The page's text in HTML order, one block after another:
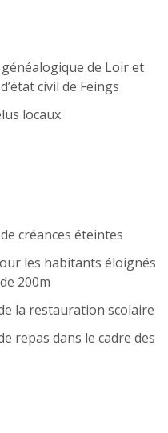
de Loir et
civil de Feings
locaux
créances éteintes
les habitants éloignés
200m
la restauration scolaire
repas dans le cadre des